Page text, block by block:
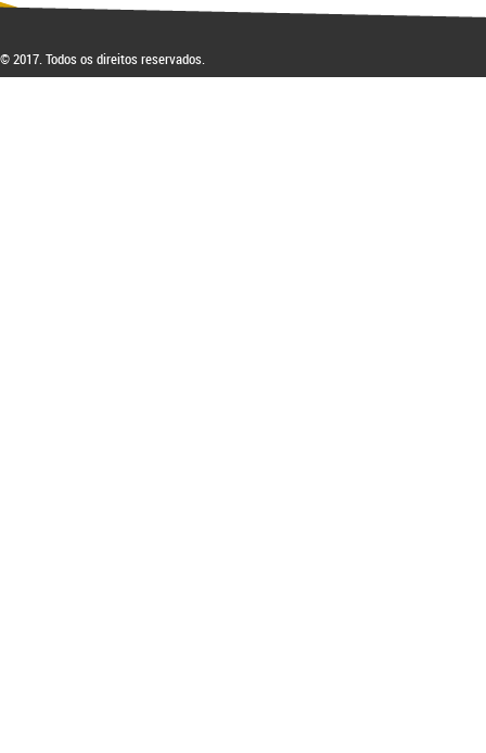
fraude patrimonial: da
respectiva blindagem
© 2017. Todos os direitos reservados.